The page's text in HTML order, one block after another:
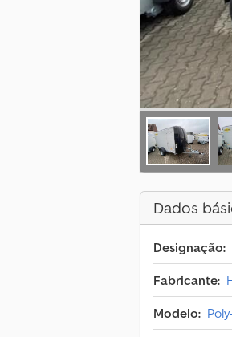
Dados
Designação:
Fabricante:
Modelo: